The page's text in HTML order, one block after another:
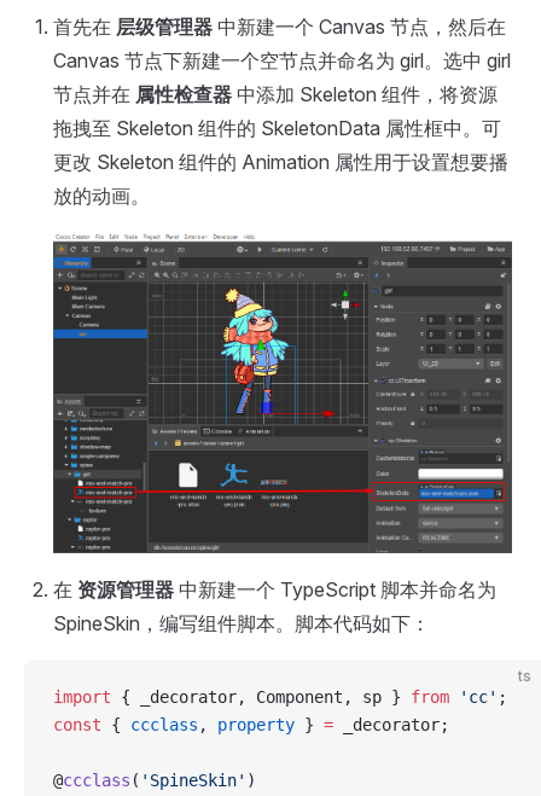
首先在 层级管理器 中新建一个 Canvas 节点，然后在
Canvas 节点下新建一个空节点并命名为 girl。选中 girl
节点并在 属性检查器 中添加 Skeleton 组件，将资源
拖拽至 Skeleton 组件的 SkeletonData 属性框中。可
更改 Skeleton 组件的 Animation 属性用于设置想要播
放的动画。
在 资源管理器 中新建一个 TypeScript 脚本并命名为
SpineSkin，编写组件脚本。脚本代码如下：
ts
import { _decorator, Component, sp } from 'cc' ;
const { ccclass , property } = _decorator;
@ccclass ( 'SpineSkin' )